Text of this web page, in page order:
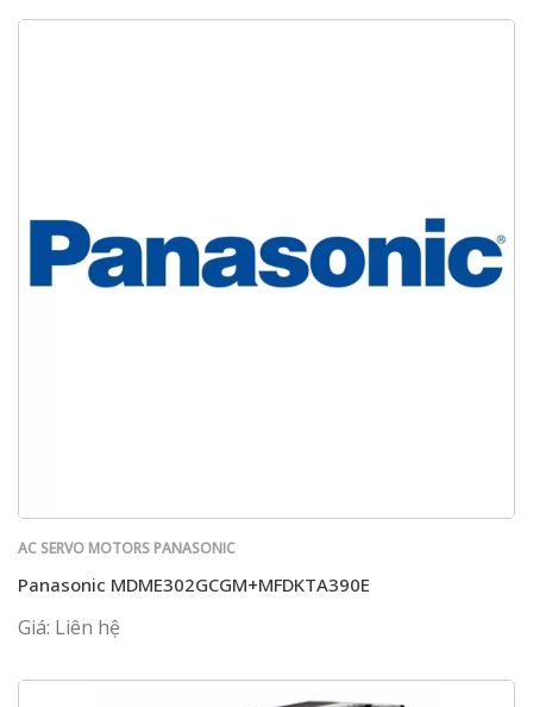
AC SERVO MOTORS PANASONIC
Panasonic MDME302GCGM+MFDKTA390E
Giá: Liên hệ